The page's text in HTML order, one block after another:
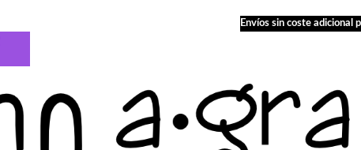
Envíos sin coste adicional